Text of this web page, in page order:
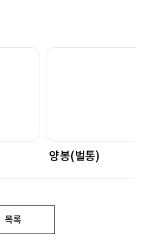
양봉(벌통)
목록